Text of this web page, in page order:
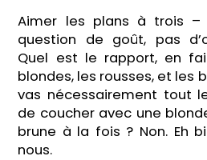
Aimer les plans à trois
question de goût, pas
Quel est le rapport, en
blondes, les rousses, et les
vas nécessairement tout
de coucher avec une
brune à la fois ? Non. Eh
nous.